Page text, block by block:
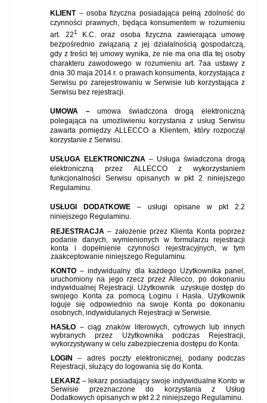
KLIENT– osoba fizyczna posiadająca pełną zdolność do
czynności prawnych, będąca konsumentem w rozumieniu
art. 221
K.C. oraz osoba fizyczna zawierająca umowę
bezpośrednio związaną z jej działalnością gospodarczą,
gdy z treści tej umowy wynika, że nie ma ona dla tej osoby
charakteru zawodowego w rozumieniu art. 7aa ustawy z
dnia 30 maja 2014 r. o prawach konsumenta, korzystająca z
Serwisu po zarejestrowaniu w Serwisie lub korzystająca z
Serwisu bez rejestracji.
UMOWA –umowa świadczona drogą elektroniczną
polegająca na umożliwieniu korzystania z usług Serwisu
zawarta pomiędzy ALLECCO a Klientem, który rozpoczął
korzystanie z Serwisu.
USŁUGA ELEKTRONICZNA– Usługa świadczona drogą
elektroniczną przez ALLECCO z wykorzystaniem
funkcjonalności Serwisu opisanych w pkt 2 niniejszego
Regulaminu.
USŁUGI DODATKOWE– usługi opisane w pkt 2.2
niniejszego Regulaminu.
REJESTRACJA – założenie przez Klienta Konta poprzez
podanie danych, wymienionych w formularzu rejestracji
kontai dopełnienie czynności rejestracyjnych, w tym
zaakceptowanie niniejszego Regulaminu.
KONTO – indywidualny dla każdego Użytkownika panel,
uruchomiony na jego rzecz przez Allecco, po dokonaniu
indywidualnej Rejestracji. Użytkownik
uzyskuje dostęp do
swojego Konta za pomocą Loginu i Hasła. Użytkownik
loguje się odpowiednio na swoje Konta po dokonaniu
osobnych, indywidulanych Rejestracji w Serwisie.
HASŁO – ciąg znaków literowych, cyfrowych lub innych
wybranych przez Użytkownika podczas Rejestracji,
wykorzystywany w celu zabezpieczenia dostępu do Konta.
LOGIN
– adres poczty elektronicznej, podany podczas
Rejestracji, służący do logowania się do Konta.
LEKARZ – lekarz posiadający swoje indywidualne Konto w
Serwisie przeznaczone do korzystania z Usług
Dodatkowych opisanych w pkt 2.2 niniejszego Regulaminu.